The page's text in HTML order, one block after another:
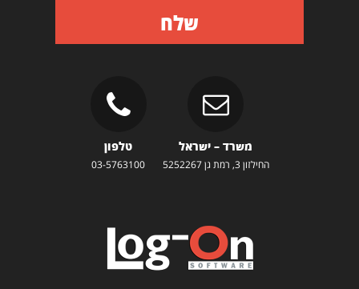
שלח
משרד – ישראל
החילזון 3, רמת גן 5252267
טלפון
03-5763100